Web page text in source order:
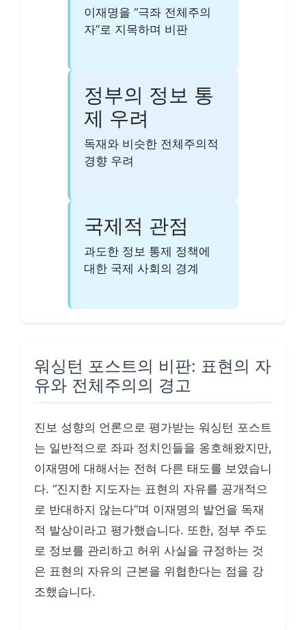
이재명을 “극좌 전체주의
자”로 지목하며 비판
정부의 정보 통
제 우려
독재와 비슷한 전체주의적
경향 우려
국제적 관점
과도한 정보 통제 정책에
대한 국제 사회의 경계
워싱턴 포스트의 비판: 표현의 자
유와 전체주의의 경고
진보 성향의 언론으로 평가받는 워싱턴 포스트
는 일반적으로 좌파 정치인들을 옹호해왔지만,
이재명에 대해서는 전혀 다른 태도를 보였습니
다. “진지한 지도자는 표현의 자유를 공개적으
로 반대하지 않는다”며 이재명의 발언을 독재
적 발상이라고 평가했습니다. 또한, 정부 주도
로 정보를 관리하고 허위 사실을 규정하는 것
은 표현의 자유의 근본을 위협한다는 점을 강
조했습니다.